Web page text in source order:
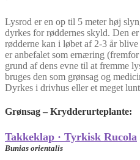
Lysrod er en op til 5 meter høj
dyrkes for røddernes skyld. Den
rødderne kan i løbet af 2-3 år
er anbefalet som ernæring
grund af dens evne til at fremme
bruges den som grønsag og
Dyrkes i drivhus eller et meget
Grønsag – Krydderurteplante:
Takkeklap · Tyrkisk Rucola
Bunias orientalis